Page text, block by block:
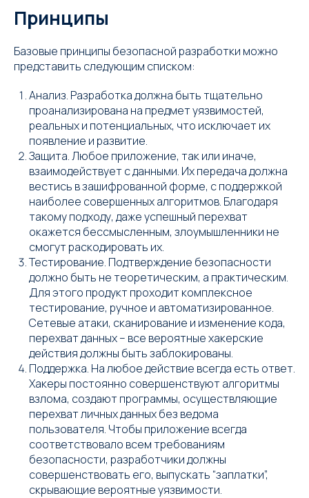
Принципы
Базовые принципы безопасной разработки можно
представить следующим списком:
Анализ. Разработка должна быть тщательно
проанализирована на предмет уязвимостей,
реальных и потенциальных, что исключает их
появление и развитие.
Защита. Любое приложение, так или иначе,
взаимодействует с данными. Их передача должна
вестись в зашифрованной форме, с поддержкой
наиболее совершенных алгоритмов. Благодаря
такому подходу, даже успешный перехват
окажется бессмысленным, злоумышленники не
смогут раскодировать их.
Тестирование. Подтверждение безопасности
должно быть не теоретическим, а практическим.
Для этого продукт проходит комплексное
тестирование, ручное и автоматизированное.
Сетевые атаки, сканирование и изменение кода,
перехват данных – все вероятные хакерские
действия должны быть заблокированы.
Поддержка. На любое действие всегда есть ответ.
Хакеры постоянно совершенствуют алгоритмы
взлома, создают программы, осуществляющие
перехват личных данных без ведома
пользователя. Чтобы приложение всегда
соответствовало всем требованиям
безопасности, разработчики должны
совершенствовать его, выпускать “заплатки”,
скрывающие вероятные уязвимости.